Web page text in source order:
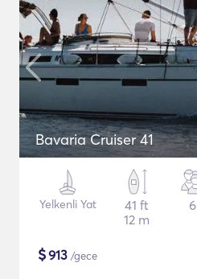
Bavaria Cruiser 41
Yelkenli Yat
41 ft
12 m
6
$913 /gece